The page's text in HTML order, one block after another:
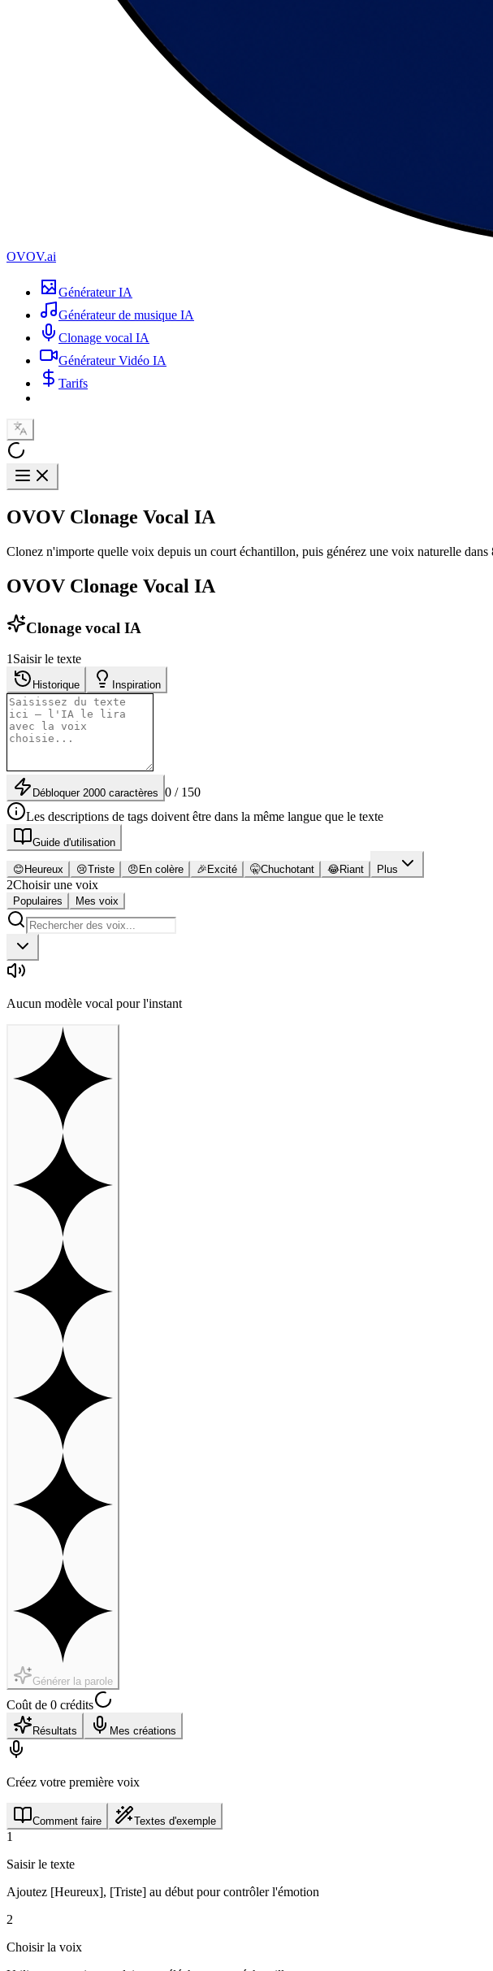
OVOV.ai
Générateur IA
Générateur de musique IA
Clonage vocal IA
Générateur Vidéo IA
Tarifs
OVOV Clonage Vocal IA
Clonez n'importe quelle voix depuis un court échantillon, puis générez une voix naturelle
OVOV Clonage Vocal IA
Clonage vocal IA
1 Saisir le texte
Historique Inspiration
Débloquer 2000 caractères 0 / 150
Les descriptions de tags doivent être dans la même langue que le texte
Guide d'utilisation
😊 Heureux 😢Triste 😠 En colère 🎉 Excité 🤫Chuchotant 😂Riant Plus
2Choisir une voix
Populaires Mes voix
Aucun modèle vocal pour l'instant
Générer la parole
Coût de 0 crédits
Résultats Mes créations
Créez votre première voix
Comment faire Textes d'exemple
1
Saisir le texte
Ajoutez [Heureux], [Triste] au début pour contrôler l'émotion
2
Choisir la voix